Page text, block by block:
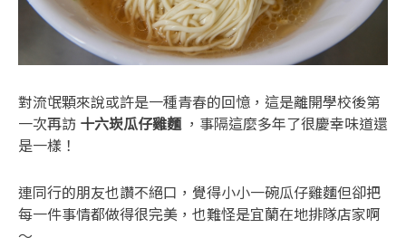
對流氓顆來說或許是一種青春的回憶，這是離開學校後第
一次再訪 十六崁瓜仔雞麵 ，事隔這麼多年了很慶幸味道還
是一樣！
連同行的朋友也讚不絕口，覺得小小一碗瓜仔雞麵但卻把
每一件事情都做得很完美，也難怪是宜蘭在地排隊店家啊
～